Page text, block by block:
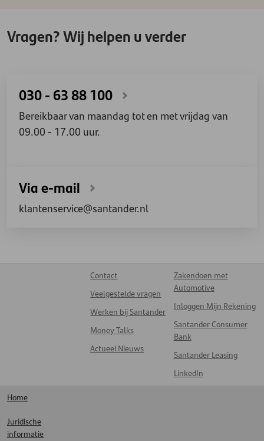
Vragen? Wij helpen u verder
030 - 63 88 100
Bereikbaar van maandag tot en met vrijdag van
09.00 - 17.00 uur.
Via e-mail
klantenservice@santander.nl
Contact
Veelgestelde vragen
Werken bij Santander
Money Talks
Actueel Nieuws
Zakendoen met
Automotive
Inloggen Mijn Rekening
Santander Consumer
Bank
Santander Leasing
LinkedIn
Home
Juridische
informatie